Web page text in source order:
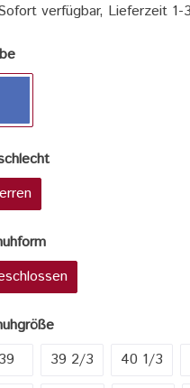
verfügbar, Lieferzeit 1-
39
39 2/3 40 1/3